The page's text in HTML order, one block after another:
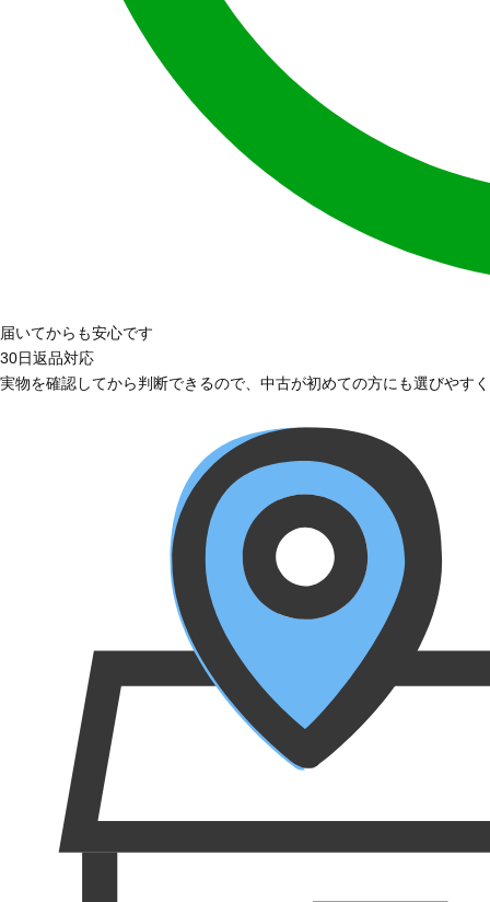
届いてからも安心です
30日返品対応
実物を確認してから判断できるので、中古が初めての方にも選びやす